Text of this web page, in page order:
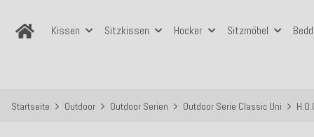
Kissen
Sitzkissen Hocker Sitzmöbel
Startseite Outdoor Outdoor Serien Outdoor Serie Classic Uni